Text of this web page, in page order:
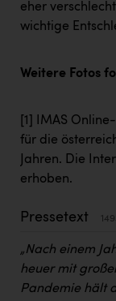
KEBA
KLIPP Frisör
Kremsmüller
Maximarkt
Österreichischer
Orlen
Passage Linz
eher
wichtige
Weitere Fotos
[1]
IMAS
für die
Jahren. Die
erhoben.
Pressetext
„Nach einem
heuer mit
Pandemie hält